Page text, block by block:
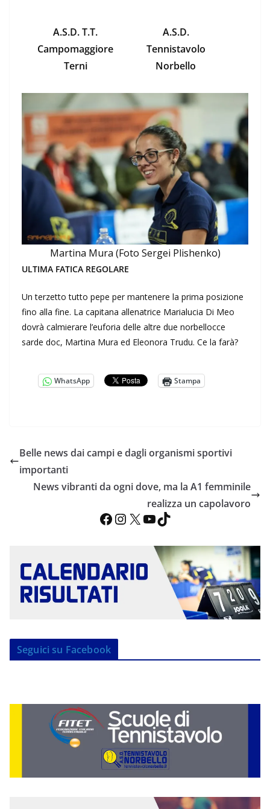
A.S.D. T.T.
Campomaggiore
Terni
A.S.D.
Tennistavolo
Norbello
Martina Mura (Foto Sergei Plishenko)
ULTIMA FATICA REGOLARE
Un terzetto tutto pepe per mantenere la prima posizione
fino alla fine. La capitana allenatrice Marialucia Di Meo
dovrà calmierare l’euforia delle altre due norbellocce
sarde doc, Martina Mura ed Eleonora Trudu. Ce la farà?
WhatsApp Stampa
Belle news dai campi e dagli organismi sportivi
importanti
News vibranti da ogni dove, ma la A1 femminile
realizza un capolavoro
Facebook InstagramX YouTube TikTok
Seguici su Facebook